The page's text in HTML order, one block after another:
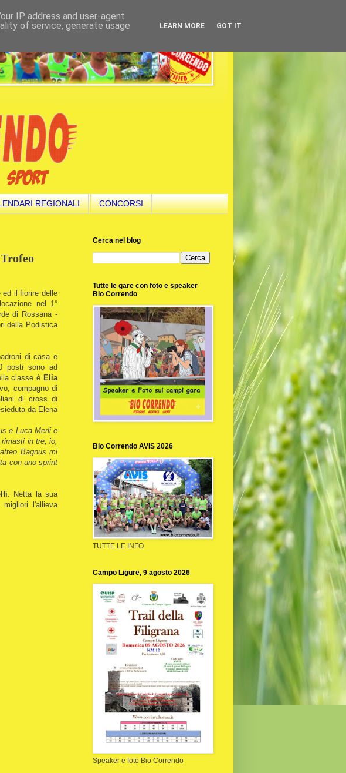
REGIONALI CONCORSI
ed il fiorire delle
nel 1°
di Rossana -
della Podistica
di casa e
posti sono ad
classe è Elia
compagno di
di cross di
da Elena
e Luca Merli e
in tre, io,
Bagnus mi
con uno sprint
. Netta la sua
l'allieva
Cerca nel blog
Tutte le gare con foto e speaker
Bio Correndo
Bio Correndo AVIS 2026
TUTTE LE INFO
Campo Ligure, 9 agosto 2026
Speaker e foto Bio Correndo
IP address and user-agent
of service, generate usage
LEARN MORE GOT IT